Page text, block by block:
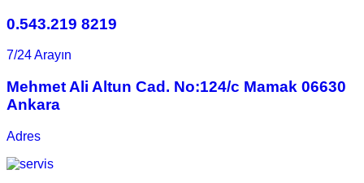
0.543.219 8219
7/24 Arayın
Mehmet Ali Altun Cad. No:124/c Mamak 06630
Ankara
Adres